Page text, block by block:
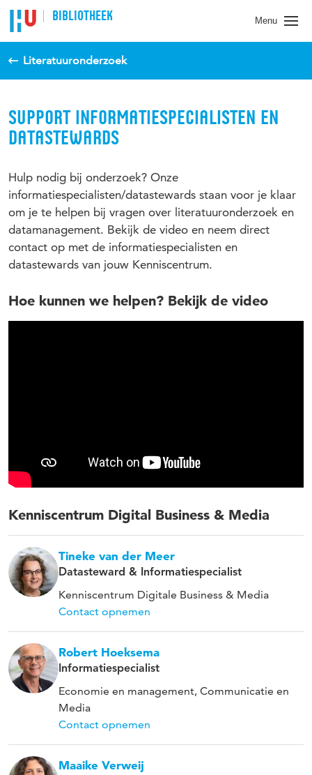
BIBLIOTHEEK Menu
Literatuuronderzoek
SUPPORT INFORMATIESPECIALISTEN EN
DATASTEWARDS
Hulp nodig bij onderzoek? Onze
informatiespecialisten/datastewards staan voor je klaar
om je te helpen bij vragen over literatuuronderzoek en
datamanagement. Bekijk de video en neem direct
contact op met de informatiespecialisten en
datastewards van jouw Kenniscentrum.
Hoe kunnen we helpen? Bekijk de video
Kenniscentrum Digital Business & Media
Tineke van der Meer
Datasteward & Informatiespecialist
Kenniscentrum Digitale Business & Media
Contact opnemen
Robert Hoeksema
Informatiespecialist
Economie en management, Communicatie en
Media
Contact opnemen
Maaike Verweij